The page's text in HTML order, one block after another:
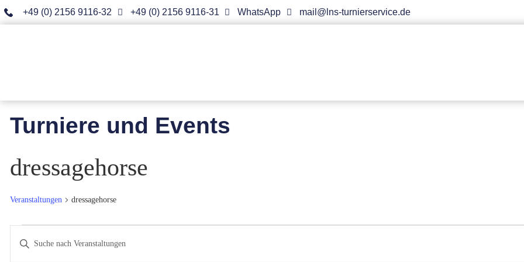
+49 (0) 2156 9116-32 +49 (0) 2156 9116-31 WhatsApp mail@lns-turnierservice.de
Turniere und Events
dressagehorse
Veranstaltungen dressagehorse
Veranstaltungen
Schlüsselwort